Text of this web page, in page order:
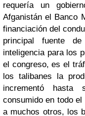
requería un
Afganistán el Banco
financiación del
principal fuente
inteligencia para los
el congreso, es el
los talibanes la
incrementó hasta
consumido en todo
a muchos otros, los